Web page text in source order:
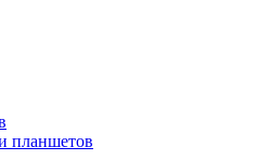
планшетов